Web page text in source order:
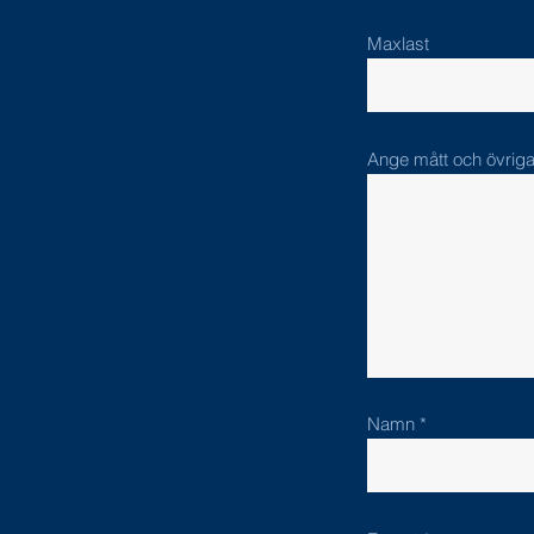
Maxlast
Ange mått och
Namn